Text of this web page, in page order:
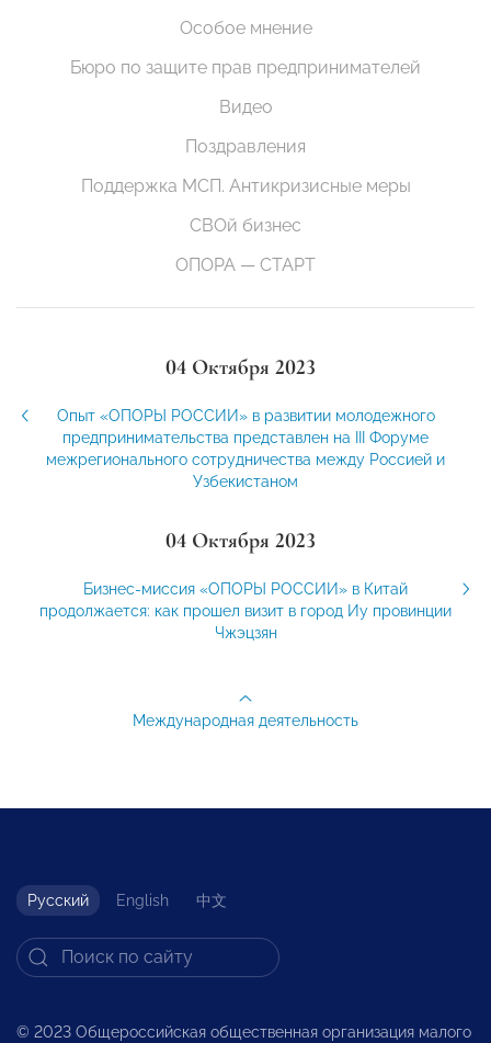
Особое мнение
Бюро по защите прав предпринимателей
Видео
Поздравления
Поддержка МСП. Антикризисные меры
СВОй бизнес
ОПОРА — СТАРТ
04 Октября 2023
Опыт «ОПОРЫ РОССИИ» в развитии молодежного
предпринимательства представлен на III Форуме
межрегионального сотрудничества между Россией и
Узбекистаном
04 Октября 2023
Бизнес-миссия «ОПОРЫ РОССИИ» в Китай
продолжается: как прошел визит в город Иу провинции
Чжэцзян
Международная деятельность
Русский English 中文
© 2023 Общероссийская общественная организация малого